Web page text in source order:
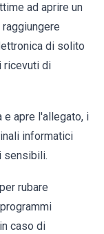
ad aprire un
di solito
ricevuti di
e apre l'allegato, i
informatici
sensibili.
rubare
caso di